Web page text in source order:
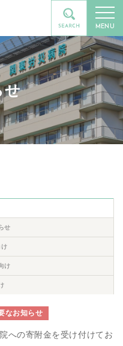
MENU
せ
せ
け
け
なお知らせ
への寄附金を受け付けてお